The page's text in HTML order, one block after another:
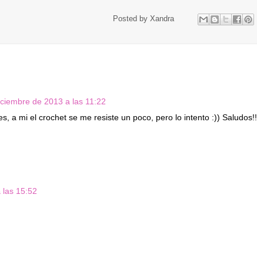
Posted by Xandra
de 2013 a las 11:22
a mi el crochet se me resiste un poco, pero lo intento :)) Saludos!!
las 15:52